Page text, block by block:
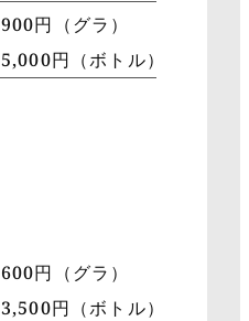
900円（グラ）
5,000円（ボトル）
600円（グラ）
3,500円（ボトル）